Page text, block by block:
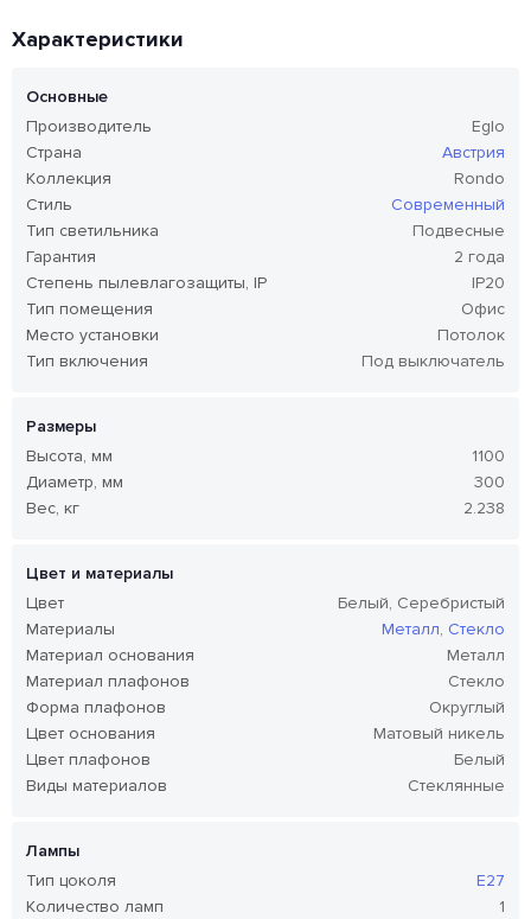
Характеристики
Основные
Производитель
Eglo
Страна
Австрия
Коллекция
Rondo
Стиль
Современный
Тип светильника
Подвесные
Гарантия
2 года
Степень пылевлагозащиты, IP
IP20
Тип помещения
Офис
Место установки
Потолок
Тип включения
Под выключатель
Размеры
Высота, мм
1100
Диаметр, мм
300
Вес, кг
2.238
Цвет и материалы
Цвет
Белый, Серебристый
Материалы
Металл, Стекло
Материал основания
Металл
Материал плафонов
Стекло
Форма плафонов
Округлый
Цвет основания
Матовый никель
Цвет плафонов
Белый
Виды материалов
Стеклянные
Лампы
Тип цоколя
E27
Количество ламп
1